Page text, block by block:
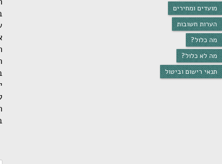
מועדים ומחירים
הערות חשובות
מה כלול?
מה לא כלול?
תנאי רישום וביטול